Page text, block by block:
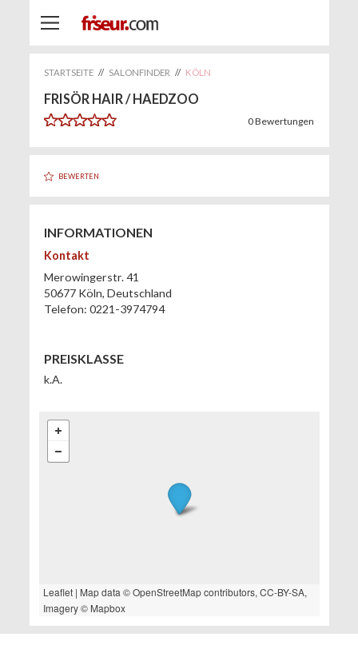
STARTSEITE // SALONFINDER // KÖLN
FRISÖR HAIR / HAEDZOO
0Bewertungen
BEWERTEN
INFORMATIONEN
Kontakt
Merowingerstr. 41
50677 Köln, Deutschland
Telefon: 0221-3974794
PREISKLASSE
k.A.
Leaflet| Map data ©OpenStreetMapcontributors, CC-BY-SA,
Imagery © Mapbox